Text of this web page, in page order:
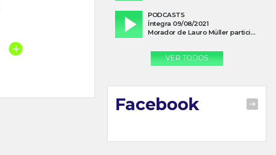
+
PODCASTS
Íntegra 09/08/2021
Morador de Lauro Müller participa de motociata em apoio a Bolsonaro
VER TODOS
Facebook